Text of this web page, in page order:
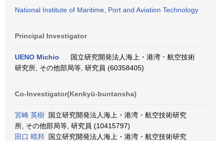
National Institute of Maritime, Port and Aviation Technology
Principal Investigator
UENO Michio
国立研究開発法人海上・港湾・航空技術
研究所, その他部局等, 研究員 (60358405)
Co-Investigator(Kenkyū-buntansha)
宮崎 英樹 国立研究開発法人海上・港湾・航空技術研究
所, その他部局等, 研究員 (10415797)
田口 晴邦 国立研究開発法人海上・港湾・航空技術研究